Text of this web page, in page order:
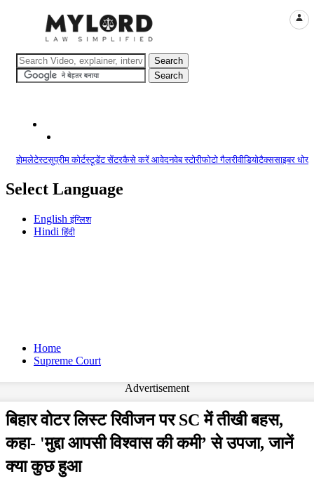
होमलेटेस्टसुप्रीम कोर्टस्टूडेंट सेंटरकैसे करें आवेदनवेब स्टोरीफोटो गैलरीवीडियोटैक्ससाइबर
Select Language
Englishइंग्लिश
Hindiहिंदी
Home
Supreme Court
Advertisement
बिहार वोटर लिस्ट रिवीजन पर SC में तीखी बहस,
कहा- 'मुद्दा आपसी विश्वास की कमी’ से उपजा, जानें
क्या कुछ हुआ